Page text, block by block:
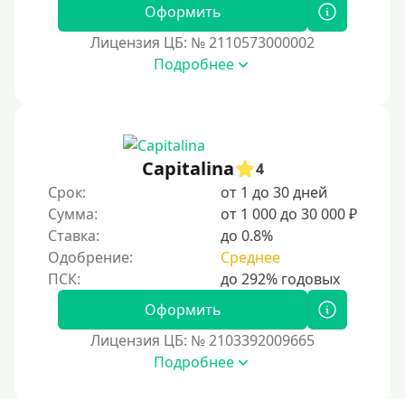
Не указывая место трудоустройства
Для иностранных граждан
Для граждан других стран, проживающих в
Для граждан Кыргызстана, проживающих за
рубежом
Для граждан Таджикистана, находящихся за рубежом
Для граждан Беларуси, проживающих за рубежом
Для иностранных граждан, проживающих в
Армении, важно знать особенности местного
законодательства, условия получения виз и
разрешений на работу. Армения предлагает
гостеприимную среду для иностранцев, включая
Оформить
Лицензия ЦБ: № 2110573000002
Подробнее
Capitalina
4
Срок:
от 1 до 30 дней
Сумма:
от 1 000 до 30 000 ₽
Ставка:
до 0.8%
Одобрение:
Среднее
Оформить
Лицензия ЦБ: № 2103392009665
Подробнее